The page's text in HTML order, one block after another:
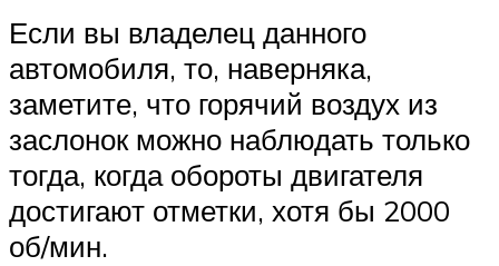
Если вы владелец данного
автомобиля, то, наверняка,
заметите, что горячий воздух из
заслонок можно наблюдать только
тогда, когда обороты двигателя
достигают отметки, хотя бы 2000
об/мин.